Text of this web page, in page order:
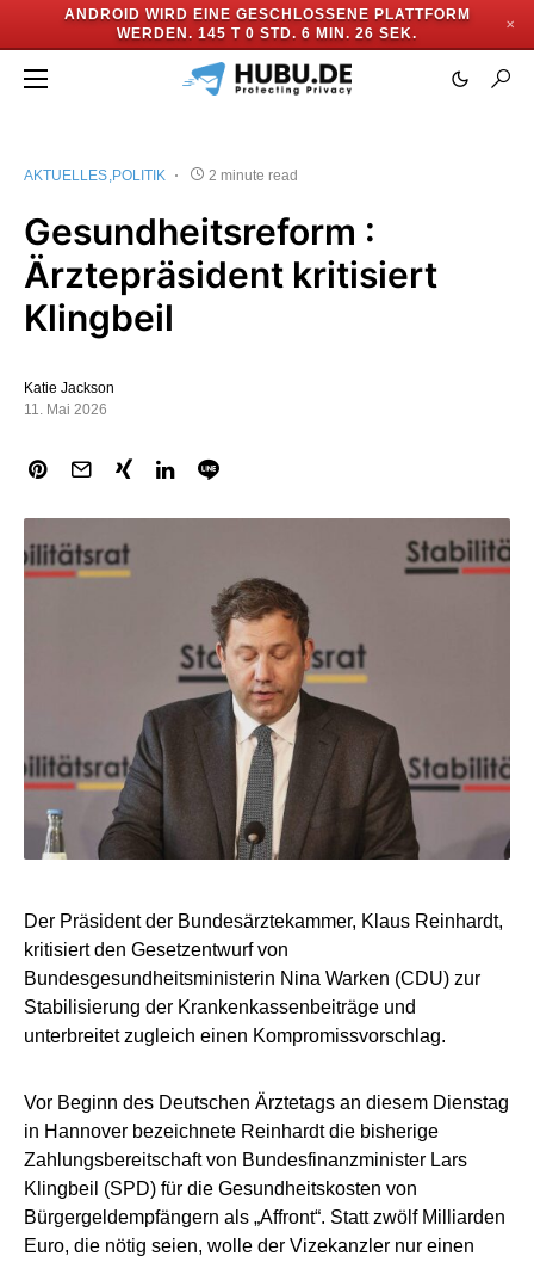
ANDROID WIRD EINE GESCHLOSSENE PLATTFORM
WERDEN. 145 T 0 STD. 6 MIN. 25 SEK.
✕
AKTUELLES POLITIK 2 minute read
Gesundheitsreform :
Ärztepräsident kritisiert
Klingbeil
Katie Jackson
11. Mai 2026
Der Präsident der Bundesärztekammer, Klaus Reinhardt,
kritisiert den Gesetzentwurf von
Bundesgesundheitsministerin Nina Warken (CDU) zur
Stabilisierung der Krankenkassenbeiträge und
unterbreitet zugleich einen Kompromissvorschlag.
Vor Beginn des Deutschen Ärztetags an diesem Dienstag
in Hannover bezeichnete Reinhardt die bisherige
Zahlungsbereitschaft von Bundesfinanzminister Lars
Klingbeil (SPD) für die Gesundheitskosten von
Bürgergeldempfängern als „Affront“. Statt zwölf Milliarden
Euro, die nötig seien, wolle der Vizekanzler nur einen